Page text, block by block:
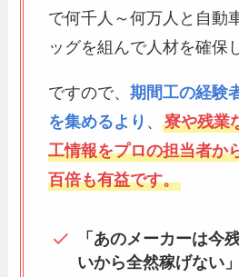
で何千人～何万人と自動
ッグを組んで人材を確保
ですので、期間工の経験
を集めるより 、寮や残業
工情報をプロの担当者か
百倍も有益です。
「あのメーカーは今
いから全然稼げない」